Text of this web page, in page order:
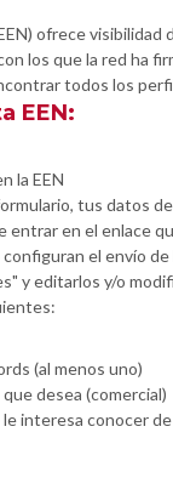
ofrece visibilidad
los que la red ha
todos los
EEN:
la EEN
tus datos
entrar en el enlace
el envío
y editarlos y/o
(al menos uno)
desea (comercial)
interesa conocer